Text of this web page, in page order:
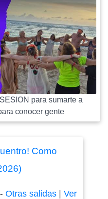
para sumarte a
conocer gente
Como
Otras salidas| Ver